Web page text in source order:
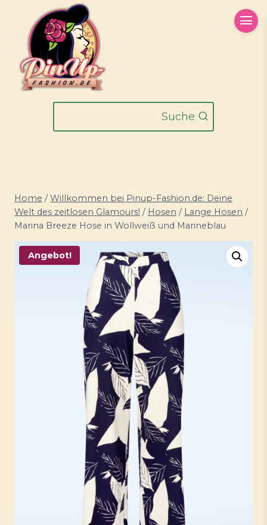
springen
Suche
Home / Willkommen bei Pinup-Fashion.de: Deine
Welt des zeitlosen Glamours! / Hosen / Lange Hosen /
Marina Breeze Hose in Wollweiß und Marineblau
Angebot!